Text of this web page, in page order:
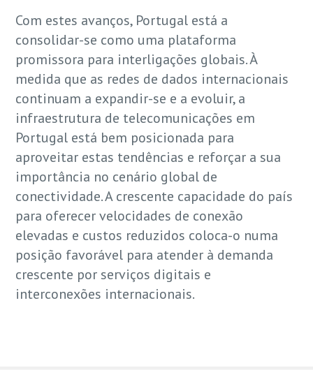
Com estes avanços, Portugal está a
consolidar-se como uma plataforma
promissora para interligações globais. À
medida que as redes de dados internacionais
continuam a expandir-se e a evoluir, a
infraestrutura de telecomunicações em
Portugal está bem posicionada para
aproveitar estas tendências e reforçar a sua
importância no cenário global de
conectividade. A crescente capacidade do país
para oferecer velocidades de conexão
elevadas e custos reduzidos coloca-o numa
posição favorável para atender à demanda
crescente por serviços digitais e
interconexões internacionais.